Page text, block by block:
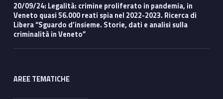
20/09/24: Legalità: crimine proliferato in pandemia, in
Veneto quasi 56.000 reati spia nel 2022-2023. Ricerca di
Libera “Sguardo d’insieme. Storie, dati e analisi sulla
criminalità in Veneto”
AREE TEMATICHE